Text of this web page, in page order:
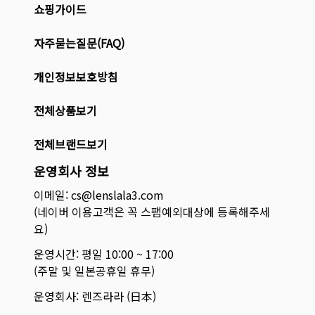
쇼핑가이드
자주묻는질문(FAQ)
개인정보보호방침
전체상품보기
전체브랜드보기
운영회사 정보
이메일: cs@lenslala3.com
(네이버 이용고객은 꼭 스팸예외대상에 등록해주세
요)
운영시간: 평일 10:00 ~ 17:00
(주말 및 일본공휴일 휴무)
운영회사: 렌즈라라 (日本)